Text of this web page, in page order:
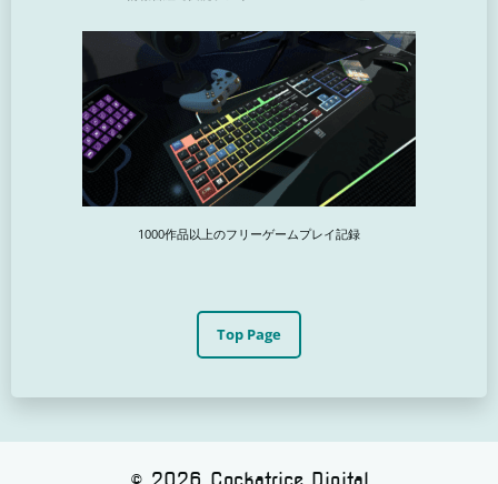
1000作品以上のフリーゲームプレイ記録
Top Page
© 2026 Cockatrice Digital